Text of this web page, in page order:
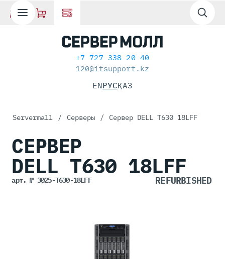
+7 727 338 20 40
120@itsupport.kz
ENРУСҚАЗ
Servermall / Серверы / Сервер DELL T630 18LFF
СЕРВЕР
DELL T630 18LFF
арт. № 3025-T630-18LFF